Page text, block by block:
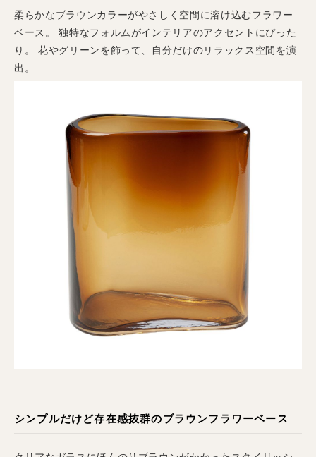
柔らかなブラウンカラーがやさしく空間に溶け込むフラワー
ベース。 独特なフォルムがインテリアのアクセントにぴった
り。 花やグリーンを飾って、自分だけのリラックス空間を演
出。
シンプルだけど存在感抜群のブラウンフラワーベース